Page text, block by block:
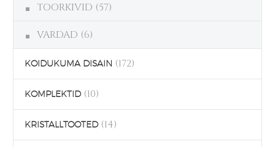
TOORKIVID (57)
VARDAD (6)
KOIDUKUMA DISAIN (172)
KOMPLEKTID (10)
KRISTALLTOOTED (14)